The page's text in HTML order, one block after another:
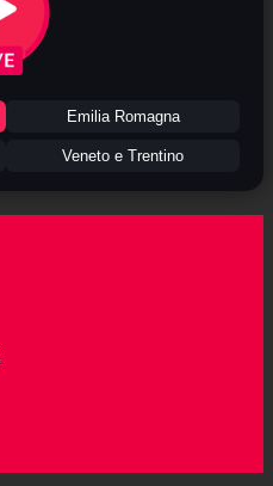
Emilia Romagna
Veneto e Trentino